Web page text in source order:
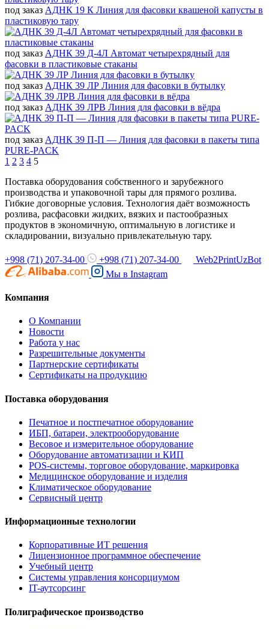
под заказ АДНК 19 К Линия для фасовки квашеной капусты в
пластиковую тару
под заказ АДНК 39 Д-4Л Автомат четырехрядный для
фасовки в пластиковые стаканы
под заказ АДНК 39 ЛР Линия для фасовки в бутылку
под заказ АДНК 39 ЛРВ Линия для фасовки в вёдра
под заказ АДНК 39 П-П — Линия для фасовки в пакеты типа
PURE-PACK
1 2 3 4 5
Поставка оборудования собственного и зарубежного
производства и упаковочной тары для прямого розлива.
Гибкие договорные условия. Технология даёт возможность
розлива, расфасовки жидких, вязких и пастообразных
продуктов в экономичную, оптимальную в логистике и
складировании, визуально привлекательную тару.
+998 (71) 207-34-00 +998 (71) 207-34-00
Web2PrintUzBot
Мы в Instagram
Компания
О Компании
Новости
Работа у нас
Разрешительные документы
Партнерские сертификаты
Сертификаты на продукцию
Поставка оборудования
Печатное и постпечатное оборудование
ИБП, батареи, электрооборудование
Весовое и измерительное оборудование
Оборудование автоматизации и КИП
POS-системы, торговое оборудование, маркировка
Медицинское оборудование и изделия
Климатическое оборудование
Сервисный центр
Информационные технологии
Корпоративные ИТ решения
Лицензионное программное обеспечение
Учебный центр
Системы управления консорциумом
IT-аутсорсинг
Полиграфическое производство